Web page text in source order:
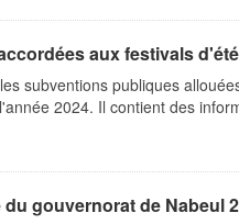
aux festivals
subventions publiques
2024. Il contient des
gouvernorat de Nabeul